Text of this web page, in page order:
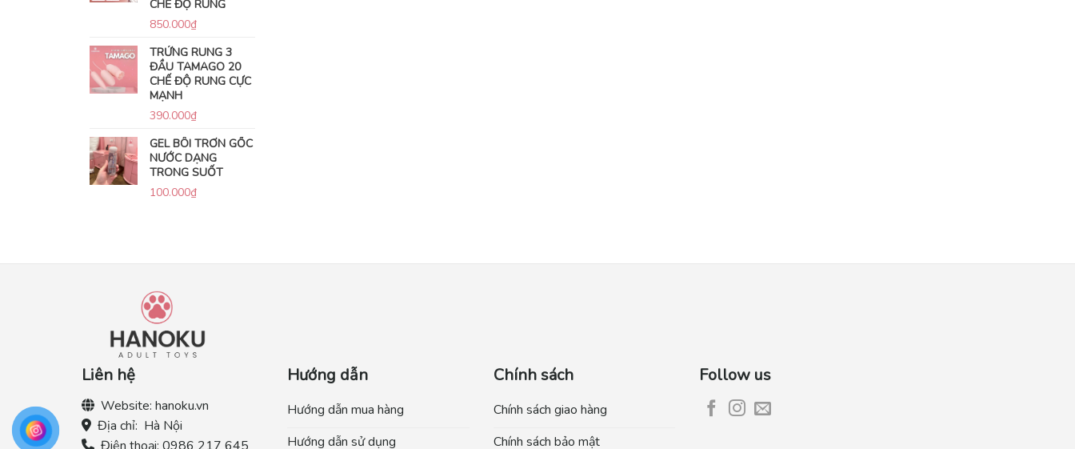
CHẾ ĐỘ RUNG
850.000₫
TRỨNG RUNG 3
ĐẦU TAMAGO 20
CHẾ ĐỘ RUNG CỰC
MẠNH
390.000₫
GEL BÔI TRƠN GỐC
NƯỚC DẠNG
TRONG SUỐT
100.000₫
Liên hệ
Website: hanoku.vn
Địa chỉ: Hà Nội
Hướng dẫn
Hướng dẫn mua hàng
Hướng dẫn sử dụng
Chính sách
Chính sách giao hàng
Chính sách bảo mật
Follow us